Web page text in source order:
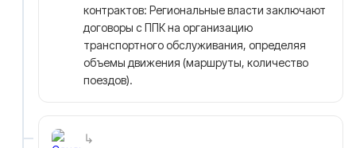
контрактов: Региональные власти заключают
договоры с ППК на организацию
транспортного обслуживания, определяя
объемы движения (маршруты, количество
поездов).